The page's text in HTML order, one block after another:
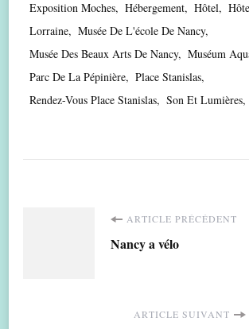
Exposition Moches
Hébergement Hôtel
Lorraine
Musée De L'école De Nancy
Musée Des Beaux Arts De Nancy
Muséum
Parc De La Pépinière
Place Stanislas
Rendez-Vous Place Stanislas
Son Et Lumières
Navigation
d'article
ARTICLE PRÉCÉDENT
Nancy a vélo
ARTICLE SUIVANT